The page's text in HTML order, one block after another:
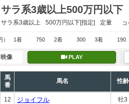
サラ系3歳以上500万円以下
サラ系3歳以上 500万円以下[指定] 定量
） 1着 750 2着 300 3着 190
像 PLAY
馬
番
馬名 性齢
12 ジョイフル 牡3